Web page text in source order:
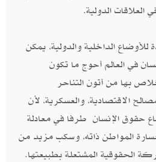
الدولية.
الداخلية والدولية، يمكن
في العالم أحوج ما تكون
بها من أتون التناحر
الاقتصادية، والعسكرية، لأن
حقوق الإنسان طرفا في معادلة
المواطن ذاته، وسكب مزيد من
الحقوقية المشتعلة بطبيعتها.